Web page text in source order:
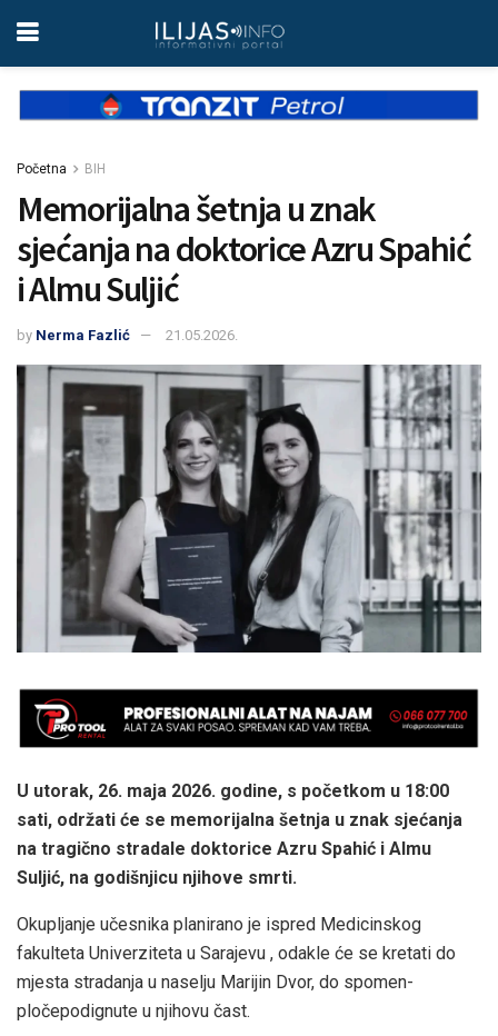
Početna BIH
Memorijalna šetnja u znak
sjećanja na doktorice Azru Spahić
i Almu Suljić
by Nerma Fazlić 21.05.2026.
U utorak, 26. maja 2026. godine, s početkom u 18:00
sati, održati će se memorijalna šetnja u znak sjećanja
na tragično stradale doktorice Azru Spahić i Almu
Suljić, na godišnjicu njihove smrti.
Okupljanje učesnika planirano je ispred Medicinskog
fakulteta Univerziteta u Sarajevu , odakle će se kretati do
mjesta stradanja u naselju Marijin Dvor, do spomen-
pločepodignute u njihovu čast.